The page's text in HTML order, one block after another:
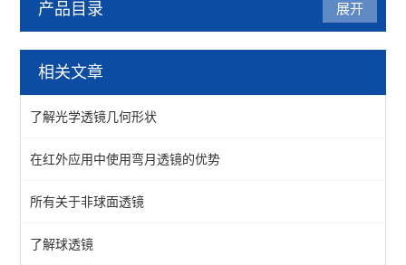
产品目录
光学元件
展开
相关文章
了解光学透镜几何形状
在红外应用中使用弯月透镜的优势
所有关于非球面透镜
了解球透镜